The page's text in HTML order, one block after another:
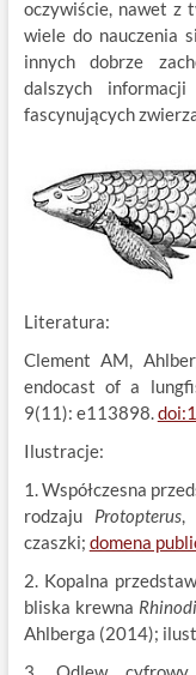
oczywiście, nawet z
wiele do nauczenia
innych dobrze
dalszych
fascynujących
Literatura:
Clement AM,
endocast of a
9(11): e113898.
Ilustracje:
1. Współczesna
rodzaju Protopterus,
czaszki; domena
2. Kopalna
bliska krewna
Ahlberga (2014);